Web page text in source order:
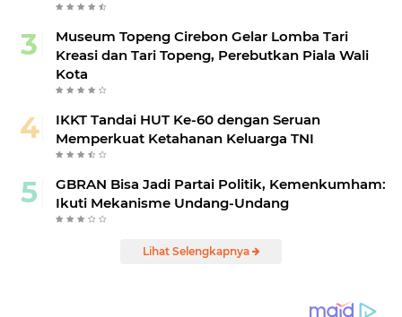
Museum Topeng Cirebon Gelar Lomba Tari
Kreasi dan Tari Topeng, Perebutkan Piala Wali
Kota
IKKT Tandai HUT Ke-60 dengan Seruan
Memperkuat Ketahanan Keluarga TNI
GBRAN Bisa Jadi Partai Politik, Kemenkumham:
Ikuti Mekanisme Undang-Undang
Lihat Selengkapnya